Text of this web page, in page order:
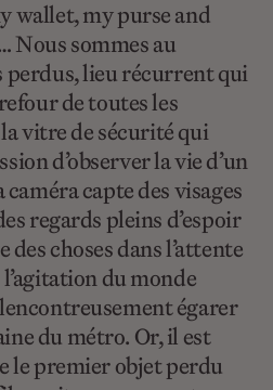
wallet, my purse and
Nous sommes au
perdus, lieu récurrent qui
de toutes les
vitre de sécurité qui
d’observer la vie d’un
capte des visages
regards pleins d’espoir
choses dans l’attente
du monde
égarer
du métro. Or, il est
le premier objet perdu